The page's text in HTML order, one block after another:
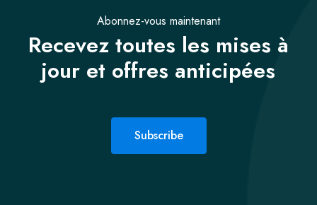
Abonnez-vous maintenant
Recevez toutes les mises à
jour et offres anticipées
Subscribe